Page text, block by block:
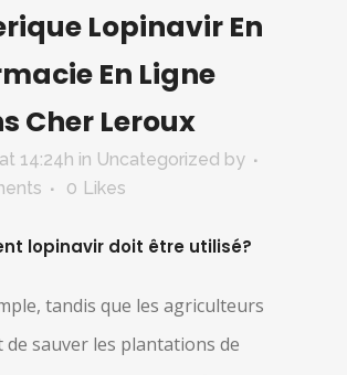
Lopinavir En
En Ligne
Cher Leroux
14:24h in Uncategorized by
0 Likes
lopinavir doit être utilisé?
tandis que les agriculteurs
de sauver les plantations de